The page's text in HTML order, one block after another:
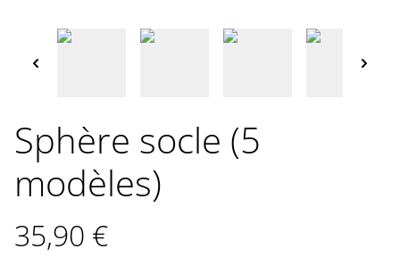
Sphère socle (5
modèles)
35,90 €